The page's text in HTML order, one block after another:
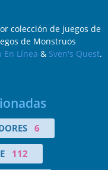
colección de juegos de
de Monstruos
En Línea & Sven's Quest.
6
112